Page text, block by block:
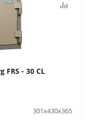
- 30 CL
301х430х365